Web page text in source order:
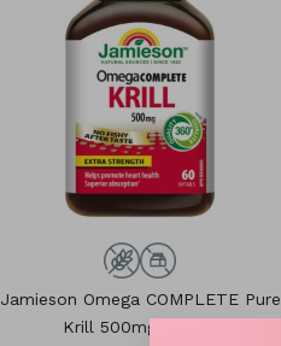
Jamieson Omega COMPLETE Pure
Krill 500mg 60cps.